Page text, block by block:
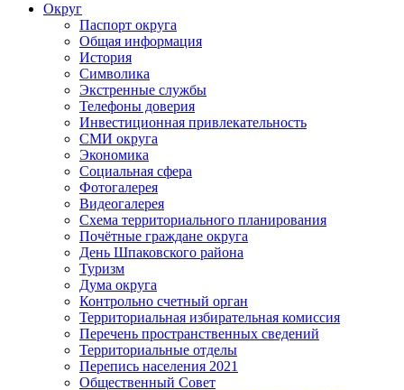
Округ
Паспорт округа
Общая информация
История
Символика
Экстренные службы
Телефоны доверия
Инвестиционная привлекательность
СМИ округа
Экономика
Социальная сфера
Фотогалерея
Видеогалерея
Схема территориального планирования
Почётные граждане округа
День Шпаковского района
Туризм
Дума округа
Контрольно счетный орган
Территориальная избирательная комиссия
Перечень пространственных сведений
Территориальные отделы
Перепись населения 2021
Общественный Совет